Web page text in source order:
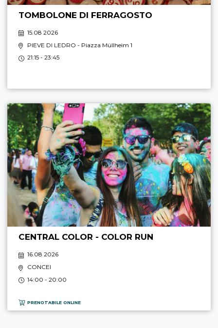
TOMBOLONE DI FERRAGOSTO
15.08 2026
PIEVE DI LEDRO - Piazza Müllheim 1
21:15 - 23:45
CENTRAL COLOR - COLOR RUN
16.08 2026
CONCEI
14:00 - 20:00
PRENOTABILE ONLINE